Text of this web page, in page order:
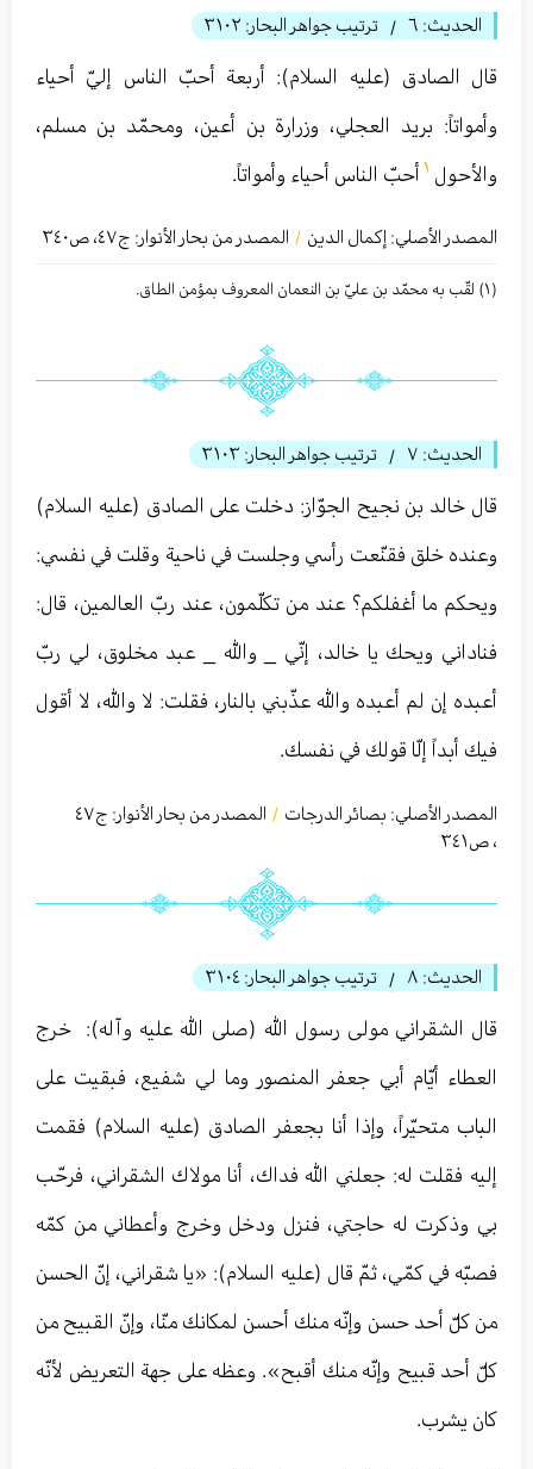
الحديث: ٦ / ترتيب جواهر البحار: ٣١٠٢
قال الصادق (عليه السلام): أربعة أحبّ الناس إليّ أحياء
وأمواتاً: بريد العجلي، وزرارة بن أعين، ومحمّد بن مسلم،
والأحول
أحبّ الناس أحياء وأمواتاً.
المصدر الأصلي: إكمال الدين / المصدر من بحار الأنوار: ج٤٧، ص٣٤۰
(١) لقّب به محمّد بن عليّ بن النعمان المعروف بمؤمن الطاق.
الحديث: ٧ / ترتيب جواهر البحار: ٣١٠٣
قال خالد بن نجيح الجوّاز: دخلت على الصادق (عليه السلام)
وعنده خلق فقنّعت رأسي وجلست في ناحية وقلت في نفسي:
ويحكم ما أغفلكم؟ عند من تكلّمون، عند ربّ العالمين، قال:
فناداني ويحك يا خالد، إنّي _ والله _ عبد مخلوق، لي ربّ
أعبده إن لم أعبده والله عذّبني بالنار، فقلت: لا والله، لا أقول
فيك أبداً إلّا قولك في نفسك.
المصدر الأصلي: بصائر الدرجات / المصدر من بحار الأنوار: ج٤٧
، ص٣٤١
الحديث: ٨ / ترتيب جواهر البحار: ٣١٠٤
قال الشقراني مولى رسول الله (صلى الله عليه وآله): ‏ خرج
العطاء أيّام أبي جعفر المنصور وما لي شفيع، فبقيت على
الباب متحيّراً، وإذا أنا بجعفر الصادق (عليه السلام) فقمت
إليه فقلت له: جعلني الله فداك، أنا مولاك الشقراني، فرحّب
بي وذكرت له حاجتي، فنزل ودخل وخرج وأعطاني من كمّه
فصبّه في كمّي، ثمّ قال (عليه السلام): «يا شقراني، إنّ الحسن
من كلّ أحد حسن وإنّه منك أحسن لمكانك منّا، وإنّ القبيح من
كلّ أحد قبيح وإنّه منك أقبح». وعظه على جهة التعريض لأنّه
كان يشرب.